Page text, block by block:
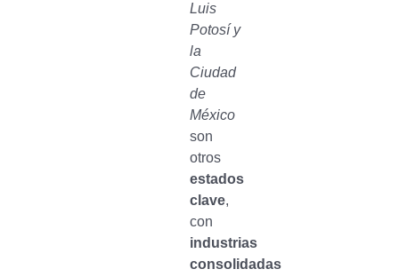
Luis
Potosí y
la
Ciudad
de
México
son
otros
estados
clave,
con
industrias
consolidadas